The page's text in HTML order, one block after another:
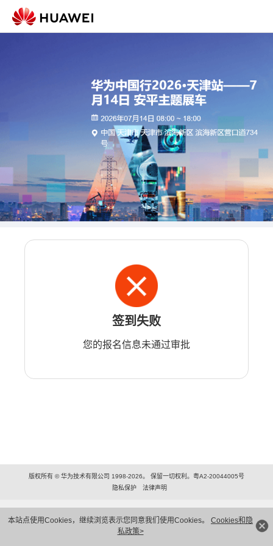
本站点使用Cookies，继续浏览表示您同意我们使用Cookies。 Cookies和隐
私政策>
签到失败
您的报名信息未通过审批
版权所有 © 华为技术有限公司 1998-2026。 保留一切权利。粤A2-20044005号
隐私保护
法律声明